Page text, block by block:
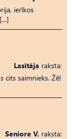
ierīkos
Lasītāja raksta:
cits saimnieks. Žēl
Seniore V. raksta: